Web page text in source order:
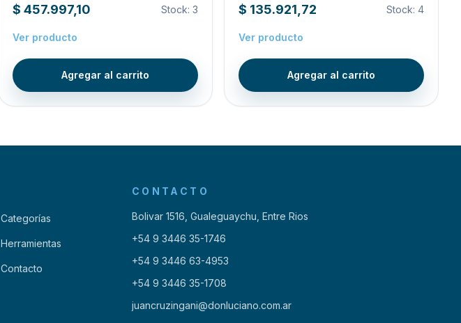
$ 457.997,10 Stock: 3
Ver producto
Agregar al carrito
$ 135.921,72 Stock: 4
Ver producto
Agregar al carrito
Categorías
Herramientas
Contacto
CONTACTO
Bolivar 1516, Gualeguaychu, Entre Rios
+54 9 3446 35-1746
+54 9 3446 63-4953
+54 9 3446 35-1708
juancruzingani@donluciano.com.ar